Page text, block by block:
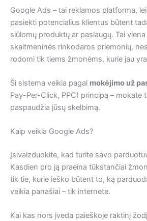
Google Ads – tai reklamos platforma,
pasiekti potencialius klientus būtent
siūlomų produktų ar paslaugų. Tai
skaitmeninės rinkodaros priemonių,
rodomi tik tiems žmonėms, kurie jau
Ši sistema veikia pagal mokėjimo už
Pay-Per-Click, PPC) principą – mokate
paspaudžia jūsų skelbimą.
Kaip veikia Google Ads?
Įsivaizduokite, kad turite savo
Kasdien pro ją praeina tūkstančiai
tik tie, kurie ieško būtent to, ką
veikia panašiai – tik internete.
Kai kas nors įveda paieškoje raktinį